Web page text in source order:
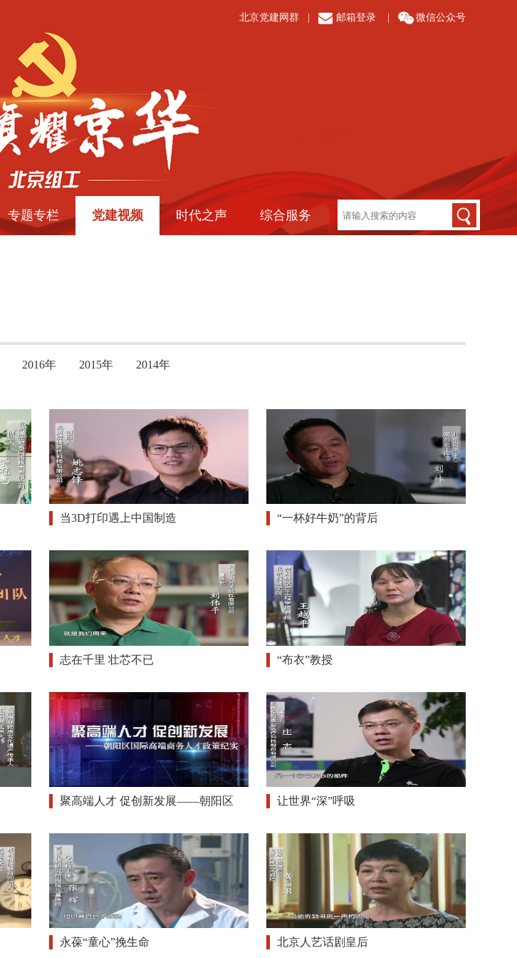
北京党建网群 邮箱登录 微信公众号
专题专栏 党建视频 时代之声 综合服务
2016年 2015年 2014年
当3D打印遇上中国制造 “一杯好牛奶”的背后
志在千里 壮芯不已 “布衣”教授
聚高端人才 促创新发展——朝阳区 让世界“深”呼吸
永葆“童心”挽生命 北京人艺话剧皇后